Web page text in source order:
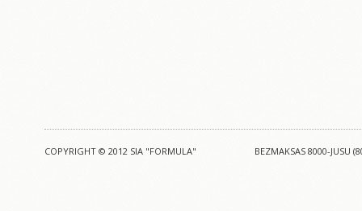
COPYRIGHT © 2012 SIA "FORMULA" BEZMAKSAS 8000-JUSU